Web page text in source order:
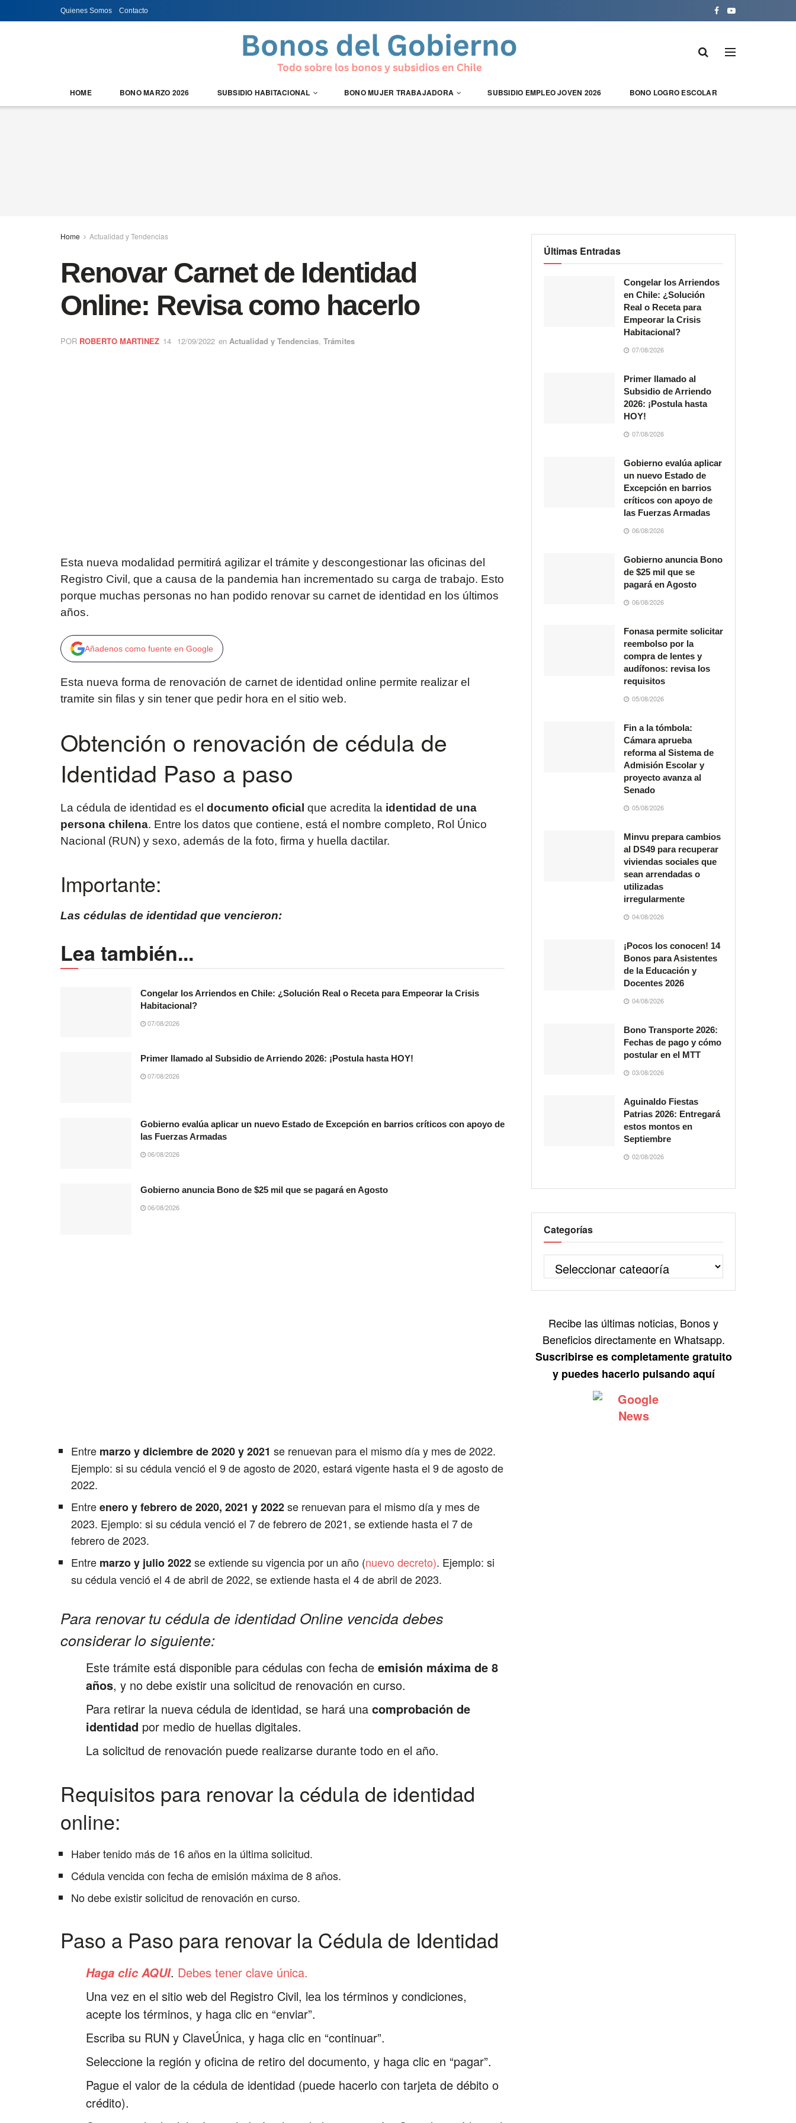
Quienes Somos Contacto
HOME BONO MARZO 2026 SUBSIDIO HABITACIONAL BONO MUJER TRABAJADORA SUBSIDIO EMPLEO JOVEN 2026 BONO LOGRO ESCOLAR
Home Actualidad y Tendencias
Renovar Carnet de Identidad
Online: Revisa como hacerlo
POR ROBERTO MARTINEZ 12/09/2022 en Actualidad y Tendencias, Trámites
Esta nueva modalidad permitirá agilizar el trámite y descongestionar las oficinas del
Registro Civil, que a causa de la pandemia han incrementado su carga de trabajo. Esto
porque muchas personas no han podido renovar su carnet de identidad en los últimos
años.
Añadenos como fuente en Google
Esta nueva forma de renovación de carnet de identidad online permite realizar el
tramite sin filas y sin tener que pedir hora en el sitio web.
Obtención o renovación de cédula de
Identidad Paso a paso
La cédula de identidad es el documento oficial que acredita la identidad de una
persona chilena. Entre los datos que contiene, está el nombre completo, Rol Único
Nacional (RUN) y sexo, además de la foto, firma y huella dactilar.
Importante:
Las cédulas de identidad que vencieron:
Lea también...
Congelar los Arriendos en Chile: ¿Solución Real o Receta para Empeorar la Crisis
Habitacional?
07/08/2026
Primer llamado al Subsidio de Arriendo 2026: ¡Postula hasta HOY!
07/08/2026
Gobierno evalúa aplicar un nuevo Estado de Excepción en barrios críticos con apoyo de
las Fuerzas Armadas
06/08/2026
Gobierno anuncia Bono de $25 mil que se pagará en Agosto
06/08/2026
Entre marzo y diciembre de 2020 y 2021 se renuevan para el mismo día y mes de 2022.
Ejemplo: si su cédula venció el 9 de agosto de 2020, estará vigente hasta el 9 de agosto de
2022.
Entreenero y febrero de 2020, 2021 y 2022se renuevan para el mismo día y mes de
2023. Ejemplo: si su cédula venció el 7 de febrero de 2021, se extiende hasta el 7 de
febrero de 2023.
Entre marzo y julio 2022se extiende su vigencia por un año (nuevo decreto). Ejemplo: si
su cédula venció el 4 de abril de 2022, se extiende hasta el 4 de abril de 2023.
Para renovar tu cédula de identidad Online vencida debes
considerar lo siguiente:
Este trámite está disponible para cédulas con fecha de emisión máxima de 8
años, y no debe existir una solicitud de renovación en curso.
Para retirar la nueva cédula de identidad, se hará una comprobación de
identidad por medio de huellas digitales.
La solicitud de renovación puede realizarse durante todo en el año.
Requisitos para renovar la cédula de identidad
online:
Haber tenido más de 16 años en la última solicitud.
Cédula vencida con fecha de emisión máxima de 8 años.
No debe existir solicitud de renovación en curso.
Paso a Paso para renovar la Cédula de Identidad
Haga clic AQUI. Debes tener clave única.
Una vez en el sitio web del Registro Civil, lea los términos y condiciones,
acepte los términos, y haga clic en “enviar”.
Escriba su RUN y ClaveÚnica, y haga clic en “continuar”.
Seleccione la región y oficina de retiro del documento, y haga clic en “pagar”.
Pague el valor de la cédula de identidad (puede hacerlo con tarjeta de débito o
crédito).
Últimas Entradas
Congelar los Arriendos
en Chile: ¿Solución
Real o Receta para
Empeorar la Crisis
Habitacional?
07/08/2026
Primer llamado al
Subsidio de Arriendo
2026: ¡Postula hasta
HOY!
07/08/2026
Gobierno evalúa aplicar
un nuevo Estado de
Excepción en barrios
críticos con apoyo de
las Fuerzas Armadas
06/08/2026
Gobierno anuncia Bono
de $25 mil que se
pagará en Agosto
06/08/2026
Fonasa permite solicitar
reembolso por la
compra de lentes y
audífonos: revisa los
requisitos
05/08/2026
Fin a la tómbola:
Cámara aprueba
reforma al Sistema de
Admisión Escolar y
proyecto avanza al
Senado
05/08/2026
Minvu prepara cambios
al DS49 para recuperar
viviendas sociales que
sean arrendadas o
utilizadas
irregularmente
04/08/2026
¡Pocos los conocen! 14
Bonos para Asistentes
de la Educación y
Docentes 2026
04/08/2026
Bono Transporte 2026:
Fechas de pago y cómo
postular en el MTT
03/08/2026
Aguinaldo Fiestas
Patrias 2026: Entregará
estos montos en
Septiembre
02/08/2026
Categorías
Recibe las últimas noticias, Bonos y
Beneficios directamente en Whatsapp.
Suscribirse es completamente gratuito
y puedes hacerlo pulsando aquí